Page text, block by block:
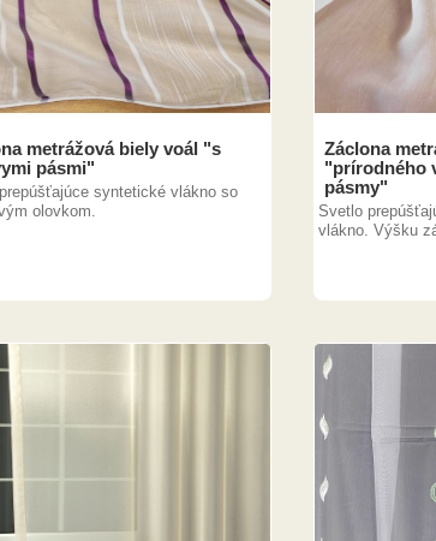
metrážová biely voál "s
pásmi"
syntetické vlákno so
olovkom.
Záclona
"prírodného
pásmy"
Svetlo
vlákno. Výšku